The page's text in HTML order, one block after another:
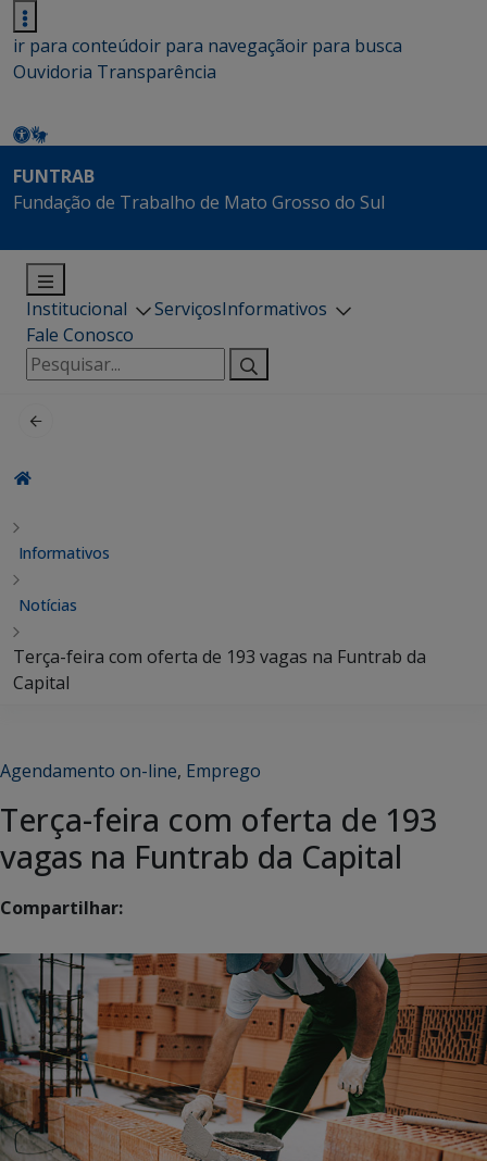
ir para conteúdoir para navegaçãoir para busca
Ouvidoria Transparência
FUNTRAB
Fundação de Trabalho de Mato Grosso do Sul
Institucional ServiçosInformativos
Fale Conosco
Pesquisar
por:
Informativos
Notícias
Terça-feira com oferta de 193 vagas na Funtrab da
Capital
Agendamento on-line, Emprego
Terça-feira com oferta de 193
vagas na Funtrab da Capital
Compartilhar: